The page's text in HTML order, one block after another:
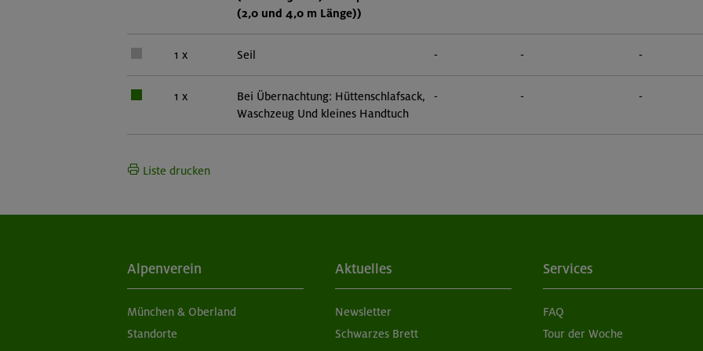
(2,0 und 4,0 m Länge))
1 x Seil - - -
1 x
Bei Übernachtung: Hüttenschlafsack,
Waschzeug Und kleines Handtuch
- - -
Liste drucken
Alpenverein
München & Oberland
Standorte
Aktuelles
Newsletter
Schwarzes Brett
Services
FAQ
Tour der Woche